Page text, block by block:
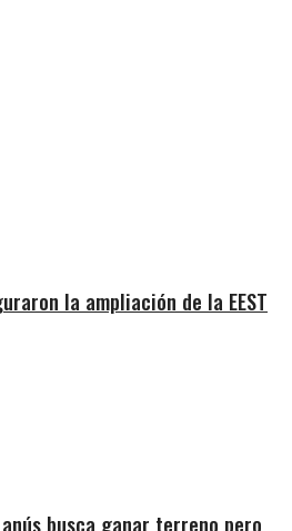
la ampliación de la EEST
busca ganar terreno pero